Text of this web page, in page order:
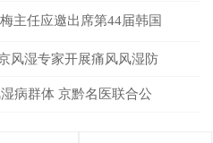
主任应邀出席第44届韩国
风湿专家开展痛风风湿防
病群体 京黔名医联合公